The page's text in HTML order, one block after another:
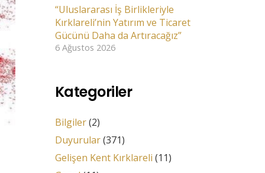
“Uluslararası İş Birlikleriyle
Kırklareli’nin Yatırım ve Ticaret
Gücünü Daha da Artıracağız”
6 Ağustos 2026
Kategoriler
Bilgiler(2)
Duyurular(371)
Gelişen Kent Kırklareli (11)